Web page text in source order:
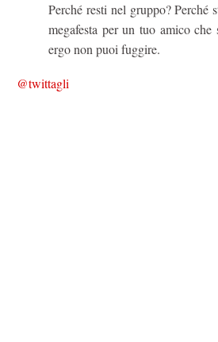
Perché resti nel gruppo? Perché
megafesta per un tuo amico
ergo non puoi fuggire.
@twittagli